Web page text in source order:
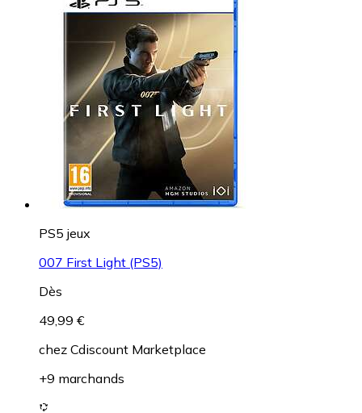
PS5 jeux
007 First Light (PS5)
Dès
49,99 €
chez Cdiscount Marketplace
+9 marchands